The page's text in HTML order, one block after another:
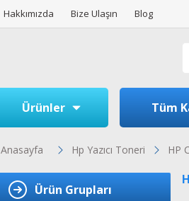
Hakkımızda Bize Ulaşın Blog
Ürünler Tüm
Anasayfa Hp Yazıcı Toneri HP
Ürün Grupları